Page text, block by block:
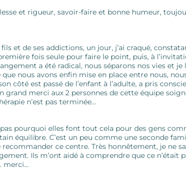
et rigueur, savoir-faire et bonne humeur,
et de ses addictions, un jour, j’ai craqué,
fois seule pour faire le point, puis, à
a été radical, nous séparons nos vies et je
nous avons enfin mise en place entre nous,
côté est passé de l’enfant à l’adulte, a pris
grand merci aux 2 personnes de cette équipe
n’est pas terminée…
pourquoi elles font tout cela pour des gens
équilibre. C’est un peu comme une seconde
ce centre. Très honnêtement, je ne
Ils m’ont aidé à comprendre que ce n’était
merci…